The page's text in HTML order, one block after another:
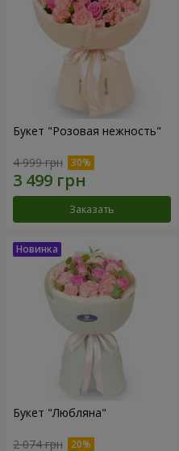
Букет "Розовая нежность"
4 999 грн
Заказать
Букет "Любляна"
2 074 грн